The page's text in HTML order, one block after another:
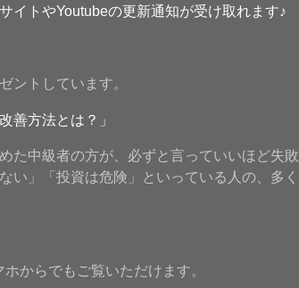
イトやYoutubeの更新通知が受け取れます♪
ントしています。
善方法とは？」
た中級者の方が、必ずと言っていいほど失敗
い」「投資は危険」といっている人の、多く
からでもご覧いただけます。